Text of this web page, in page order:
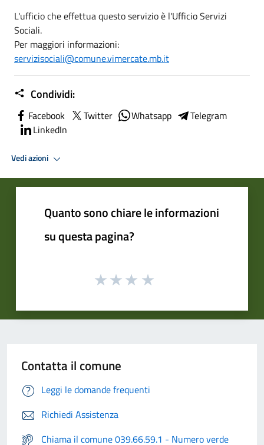
L'ufficio che effettua questo servizio è l'Ufficio Servizi
Sociali.
Per maggiori informazioni:
servizisociali@comune.vimercate.mb.it
Condividi:
Facebook Twitter Whatsapp
Telegram
LinkedIn
Vedi azioni
Quanto sono chiare le informazioni
su questa pagina?
Contatta il comune
Leggi le domande frequenti
Richiedi Assistenza
Chiama il comune 039.66.59.1 - Numero verde